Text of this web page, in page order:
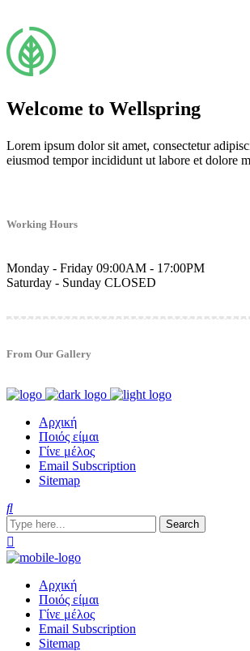
Welcome to Wellspring
Lorem ipsum dolor sit amet, consectetur
eiusmod tempor incididunt ut labore et dolore
Working Hours
Monday - Friday 09:00AM - 17:00PM
Saturday - Sunday CLOSED
From Our Gallery
Αρχική
Ποιός είμαι
Γίνε μέλος
Email Subscription
Sitemap
Αρχική
Ποιός είμαι
Γίνε μέλος
Email Subscription
Sitemap